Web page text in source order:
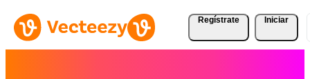
Regístrate Iniciar